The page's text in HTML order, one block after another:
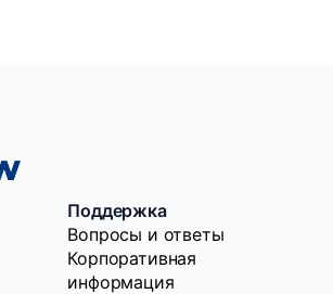
Поддержка
Вопросы и ответы
Корпоративная
информация